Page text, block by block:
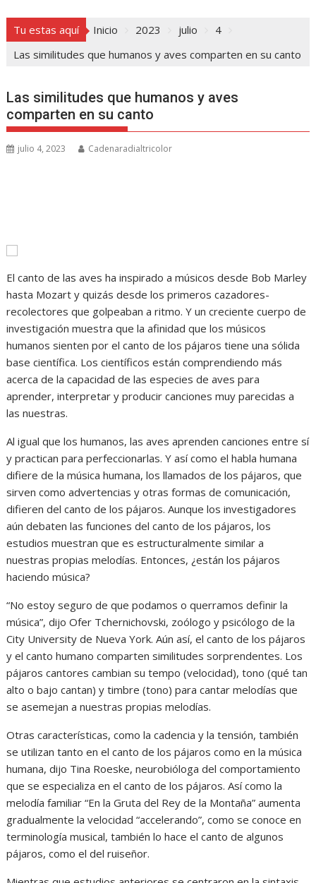
Tu estas aquí Inicio 2023 julio
4
Las similitudes que humanos y aves comparten en su canto
Las similitudes que humanos y aves
comparten en su canto
julio 4, 2023 Cadenaradialtricolor
El canto de las aves ha inspirado a músicos desde Bob Marley
hasta Mozart y quizás desde los primeros cazadores-
recolectores que golpeaban a ritmo. Y un creciente cuerpo de
investigación muestra que la afinidad que los músicos
humanos sienten por el canto de los pájaros tiene una sólida
base científica. Los científicos están comprendiendo más
acerca de la capacidad de las especies de aves para
aprender, interpretar y producir canciones muy parecidas a
las nuestras.
Al igual que los humanos, las aves aprenden canciones entre sí
y practican para perfeccionarlas. Y así como el habla humana
difiere de la música humana, los llamados de los pájaros, que
sirven como advertencias y otras formas de comunicación,
difieren del canto de los pájaros. Aunque los investigadores
aún debaten las funciones del canto de los pájaros, los
estudios muestran que es estructuralmente similar a
nuestras propias melodías. Entonces, ¿están los pájaros
haciendo música?
“No estoy seguro de que podamos o querramos definir la
música”, dijo Ofer Tchernichovski, zoólogo y psicólogo de la
City University de Nueva York. Aún así, el canto de los pájaros
y el canto humano comparten similitudes sorprendentes. Los
pájaros cantores cambian su tempo (velocidad), tono (qué tan
alto o bajo cantan) y timbre (tono) para cantar melodías que
se asemejan a nuestras propias melodías.
Otras características, como la cadencia y la tensión, también
se utilizan tanto en el canto de los pájaros como en la música
humana, dijo Tina Roeske, neurobióloga del comportamiento
que se especializa en el canto de los pájaros. Así como la
melodía familiar “En la Gruta del Rey de la Montaña” aumenta
gradualmente la velocidad “accelerando”, como se conoce en
terminología musical, también lo hace el canto de algunos
pájaros, como el del ruiseñor.